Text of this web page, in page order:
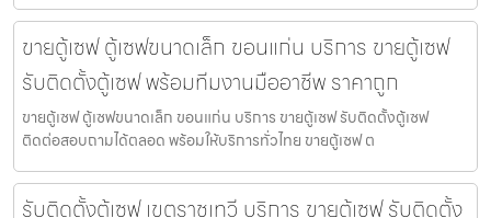
ขายตู้เซฟ ตู้เซฟขนาดเล็ก ขอนแก่น บริการ ขายตู้เซฟ
รับติดตั้งตู้เซฟ พร้อมทีมงานมืออาชีพ ราคาถูก
ขายตู้เซฟ ตู้เซฟขนาดเล็ก ขอนแก่น บริการ ขายตู้เซฟ รับติดตั้งตู้เซฟ
ติดต่อสอบถามได้ตลอด พร้อมให้บริการทั่วไทย ขายตู้เซฟ ต
รับติดตั้งตู้เซฟ เขตราชเทวี บริการ ขายตู้เซฟ รับติดตั้ง